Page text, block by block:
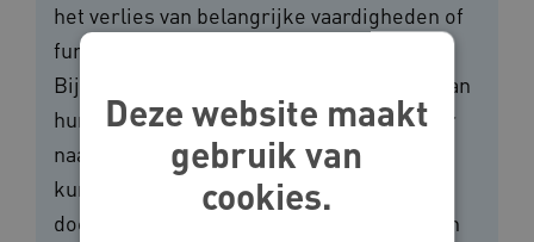
het verlies van belangrijke vaardigheden of
functies kan leiden tot rouwreacties.
Bijvoorbeeld wanneer cliënten een deel van
hun zelfstandigheid verliezen of niet meer
naar hun werk of naar de dagbesteding
kunnen. Deze methodiek helpt je om deze
doelgroep te begeleiden bij het verwerken
Deze website maakt
gebruik van
cookies.